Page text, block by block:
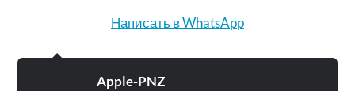
Написать в WhatsApp
Apple-PNZ